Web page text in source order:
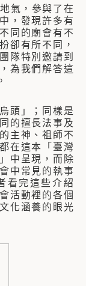
氣，參與了在
，發現許多有
同的廟會有不
卻有所不同，
隊特別邀請到
為我們解答這
頭」；同樣是
的擅長法事及
主神、祖師不
在這本「臺灣
中呈現，而除
中常見的執事
看完這些介紹
活動裡的各個
化涵養的眼光